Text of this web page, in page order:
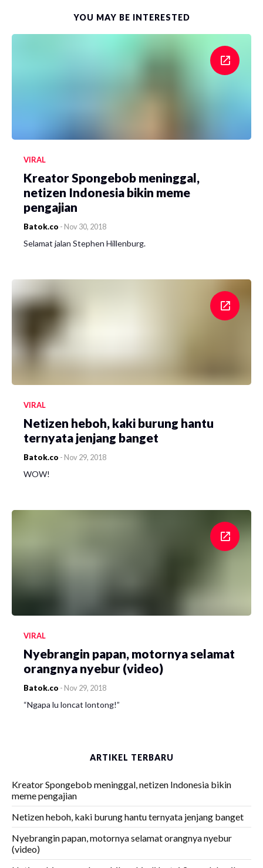
YOU MAY BE INTERESTED
VIRAL
Kreator Spongebob meninggal,
netizen Indonesia bikin meme
pengajian
Batok.co - Nov 30, 2018
Selamat jalan Stephen Hillenburg.
VIRAL
Netizen heboh, kaki burung hantu
ternyata jenjang banget
Batok.co - Nov 29, 2018
WOW!
VIRAL
Nyebrangin papan, motornya selamat
orangnya nyebur (video)
Batok.co - Nov 29, 2018
“Ngapa lu loncat lontong!”
ARTIKEL TERBARU
Kreator Spongebob meninggal, netizen Indonesia bikin
meme pengajian
Netizen heboh, kaki burung hantu ternyata jenjang banget
Nyebrangin papan, motornya selamat orangnya nyebur
(video)